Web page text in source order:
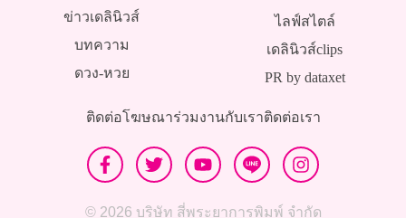
ข่าวเดลินิวส์
บทความ
ดวง-หวย
ไลฟ์สไตล์
เดลินิวส์clips
PR by dataxet
ติดต่อโฆษณาร่วมงานกับเราติดต่อเรา
© 2026 บริษัท สี่พระยาการพิมพ์ จำกัด